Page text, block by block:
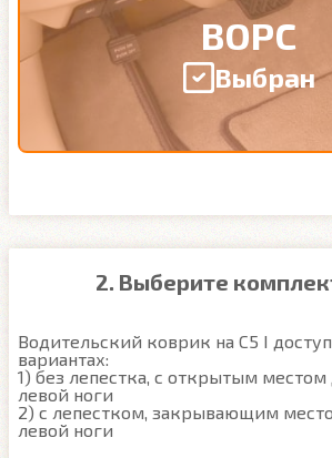
ВОРС
Выбран
2. Выберите
Водительский коврик на C5 I
вариантах:
1) без лепестка, с открытым местом
левой ноги
2) с лепестком, закрывающим
левой ноги